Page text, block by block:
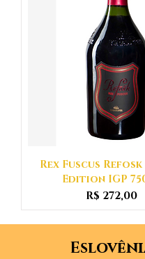
Rex Fuscus
Edition IGP
Preço
R$ 272,00